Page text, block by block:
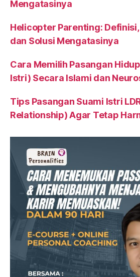
Mengatasinya
Helicopter Parenting: Definisi,
dan Solusi Mengatasinya
Cara Memilih Pasangan
Istri) Secara Islami dan
Tips Pasangan Suami Istri
Relationship) Agar Tetap